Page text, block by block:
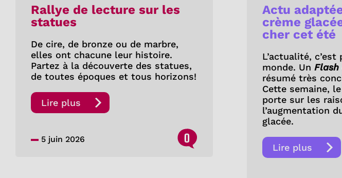
Rallye de lecture sur les
statues
De cire, de bronze ou de marbre,
elles ont chacune leur histoire.
Partez à la découverte des statues,
de toutes époques et tous horizons!
Lire plus
5 juin 2026 0
Actu
crème
cher cet été
L’actualité,
monde. UnFlash
résumé très
Cette semaine,
porte sur les
l’augmentation
glacée.
Lire plus